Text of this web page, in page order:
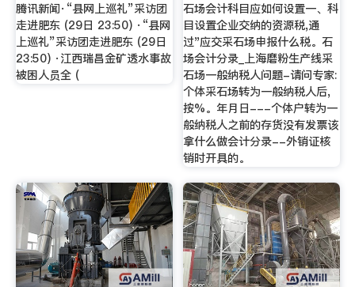
腾讯新闻·“县网上巡礼”采访团
走进肥东 (29日 23:50) ·“县网
上巡礼”采访团走进肥东 (29日
23:50) ·江西瑞昌金矿透水事故
被困人员全 (
石场会计科目应如何设置一、科
目设置企业交纳的资源税,通
过"应交采石场申报什么税。石
场会计分录_上海磨粉生产线采
石场一般纳税人问题-请问专家:
个体采石场转为一般纳税人后,
按%。年月日---个体户转为一
般纳税人之前的存货没有发票该
拿什么做会计分录--外销证核
销时开具的。